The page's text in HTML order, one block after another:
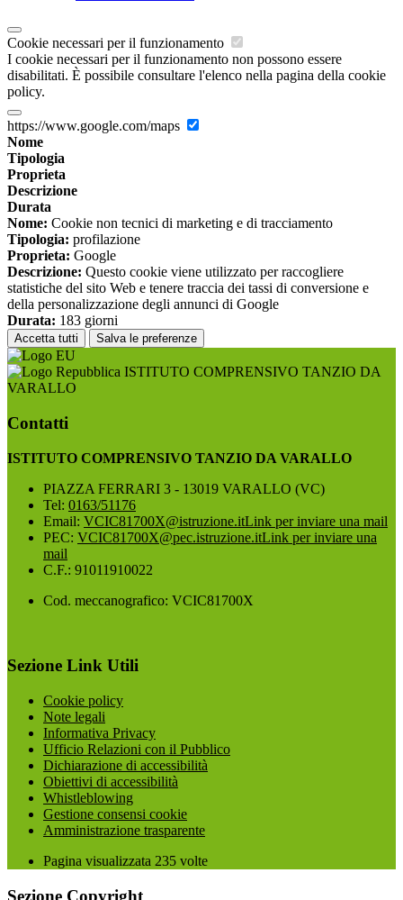
Cookie necessari per il funzionamento
I cookie necessari per il funzionamento non possono essere
disabilitati. È possibile consultare l'elenco nella pagina della cookie
policy.
https://www.google.com/maps
Nome
Tipologia
Proprieta
Descrizione
Durata
Nome: Cookie non tecnici di marketing e di tracciamento
Tipologia: profilazione
Proprieta: Google
Descrizione: Questo cookie viene utilizzato per raccogliere
statistiche del sito Web e tenere traccia dei tassi di conversione e
della personalizzazione degli annunci di Google
Durata: 183 giorni
Accetta tutti Salva le preferenze
ISTITUTO COMPRENSIVO TANZIO DA
VARALLO
Contatti
ISTITUTO COMPRENSIVO TANZIO DA VARALLO
PIAZZA FERRARI 3 - 13019 VARALLO (VC)
Tel: 0163/51176
Email: VCIC81700X@istruzione.itLink per inviare una mail
PEC: VCIC81700X@pec.istruzione.itLink per inviare una
mail
C.F.: 91011910022
Cod. meccanografico: VCIC81700X
Sezione Link Utili
Cookie policy
Note legali
Informativa Privacy
Ufficio Relazioni con il Pubblico
Dichiarazione di accessibilità
Obiettivi di accessibilità
Whistleblowing
Gestione consensi cookie
Amministrazione trasparente
Pagina visualizzata 235 volte
Sezione Copyright